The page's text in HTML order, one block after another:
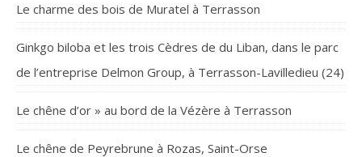
Le charme des bois de Muratel à Terrasson
Ginkgo biloba et les trois Cèdres de du Liban, dans le parc
de l’entreprise Delmon Group, à Terrasson-Lavilledieu (24)
Le chêne d’or » au bord de la Vézère à Terrasson
Le chêne de Peyrebrune à Rozas, Saint-Orse